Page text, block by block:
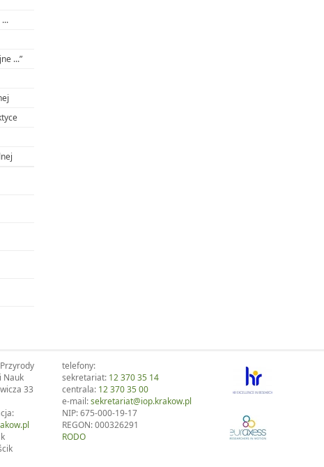
...”
Nauk
33
telefony:
sekretariat: 12 370 35 14
centrala: 12 370 35 00
e-mail:sekretariat@iop.krakow.pl
NIP: 675-000-19-17
REGON: 000326291
RODO